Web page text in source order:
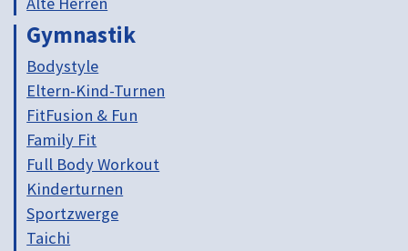
Gymnastik
Bodystyle
Eltern-Kind-Turnen
FitFusion & Fun
Family Fit
Full Body Workout
Kinderturnen
Sportzwerge
Taichi